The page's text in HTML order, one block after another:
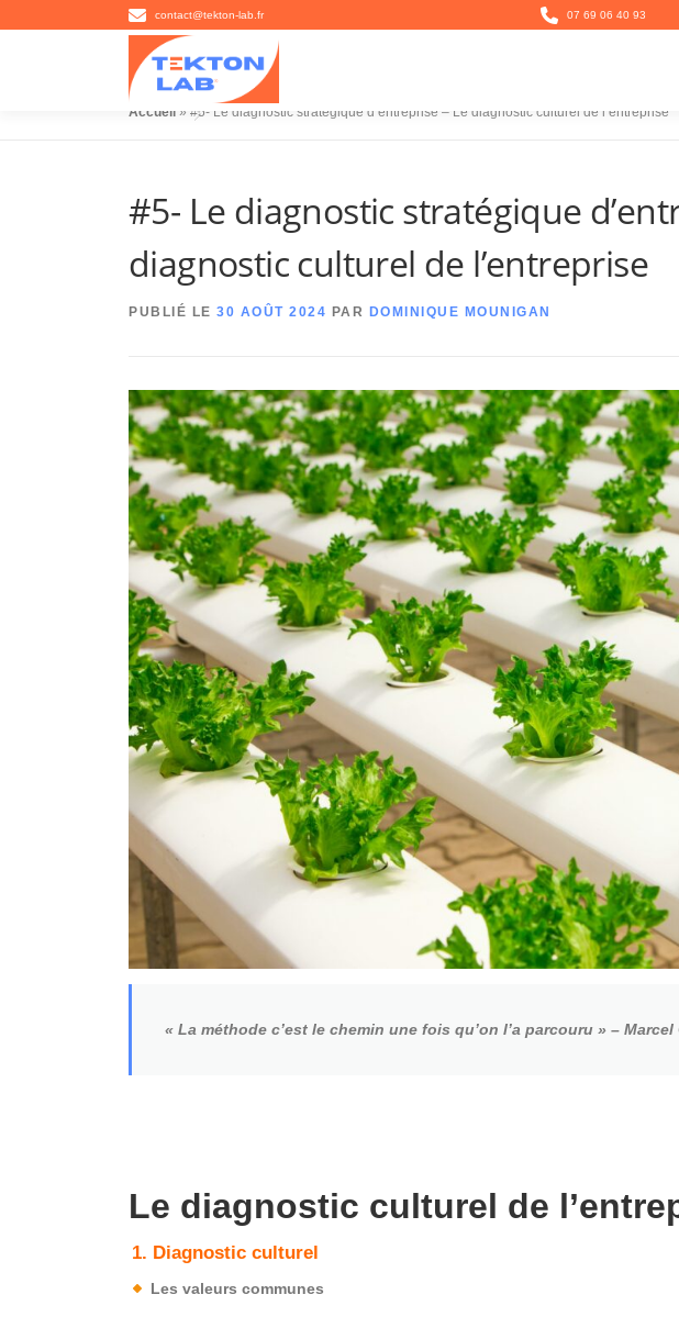
contact@tekton-lab.fr 07 69 06 40 93
Accueil » #5- Le diagnostic stratégique d’entreprise – Le diagnostic culturel de l’entreprise
#5- Le diagnostic stratégique
diagnostic culturel de l’entreprise
PUBLIÉ LE 30 AOÛT 2024 PAR DOMINIQUE MOUNIGAN
« La méthode c’est le chemin une fois qu’on l’a parcouru » – Marcel
Le diagnostic culturel de
1. Diagnostic culturel
Les valeurs communes